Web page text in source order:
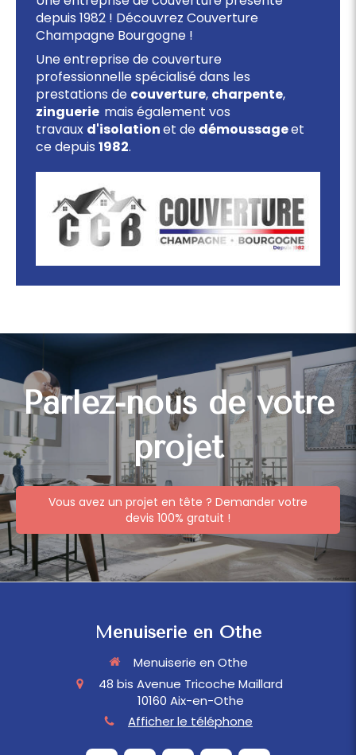
depuis 1982 ! Découvrez Couverture
Champagne Bourgogne !
Une entreprise de couverture
professionnelle spécialisé dans les
prestations de couverture, charpente,
zinguerie mais également vos
travaux d'isolationet de démoussageet
ce depuis 1982.
Parlez-nous de votre
projet
Vous avez un projet en tête ? Demander votre
devis 100% gratuit !
Menuiserie en Othe
Menuiserie en Othe
48 bis Avenue Tricoche Maillard
10160 Aix-en-Othe
Afficher le téléphone